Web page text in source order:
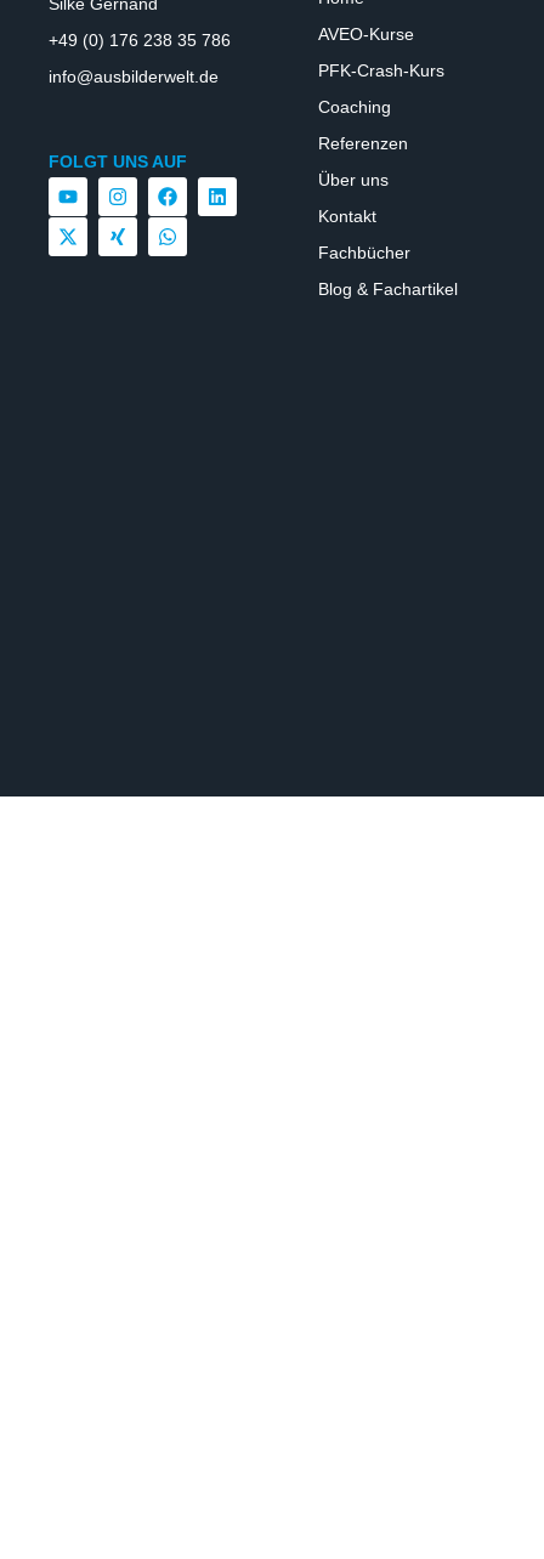
Silke Gernand
+49 (0) 176 238 35 786
info@ausbilderwelt.de
FOLGT UNS AUF
AVEO-Kurse
PFK-Crash-Kurs
Coaching
Referenzen
Über uns
Kontakt
Fachbücher
Blog & Fachartikel